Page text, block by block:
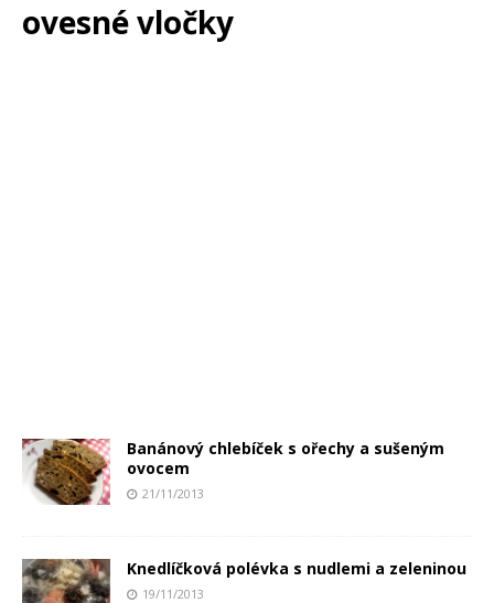
ovesné vločky
Banánový chlebíček s ořechy a sušeným
ovocem
21/11/2013
Knedlíčková polévka s nudlemi a zeleninou
19/11/2013